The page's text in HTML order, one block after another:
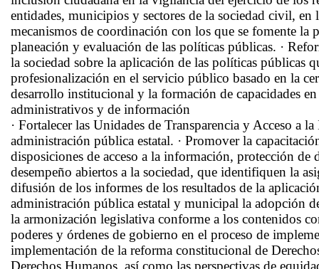
entidades, municipios y sectores de la sociedad civil,
mecanismos de coordinación con los que se fomente
planeación y evaluación de las políticas públicas. ·
la sociedad sobre la aplicación de las políticas públicas
profesionalización en el servicio público basado en la
desarrollo institucional y la formación de capacidades
administrativos y de información
· Fortalecer las Unidades de Transparencia y Acceso a
administración pública estatal. · Promover la
disposiciones de acceso a la información, protección de
desempeño abiertos a la sociedad, que identifiquen la
difusión de los informes de los resultados de la
administración pública estatal y municipal la adopción
la armonización legislativa conforme a los contenidos
poderes y órdenes de gobierno en el proceso de
implementación de la reforma constitucional de
Derechos Humanos, así como las perspectivas de